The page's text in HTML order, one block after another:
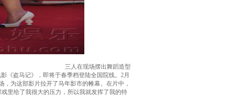
三人在现场摆出舞蹈造型
《盗马记》，即将于春季档登陆全国院线。2月
为这部影片拉开了马年影市的帷幕。在片中，
里给了我很大的压力，所以我就发挥了我的特